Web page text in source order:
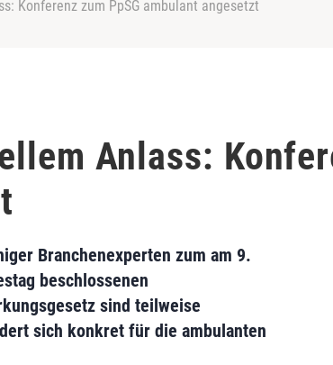
Konferenz zum PpSG ambulant angesetzt
Anlass:
Branchenexperten zum am 9.
beschlossenen
sind teilweise
sich konkret für die ambulanten